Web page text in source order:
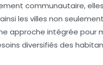
communautaire,
les villes non
approche intégrée pour
diversifiés des